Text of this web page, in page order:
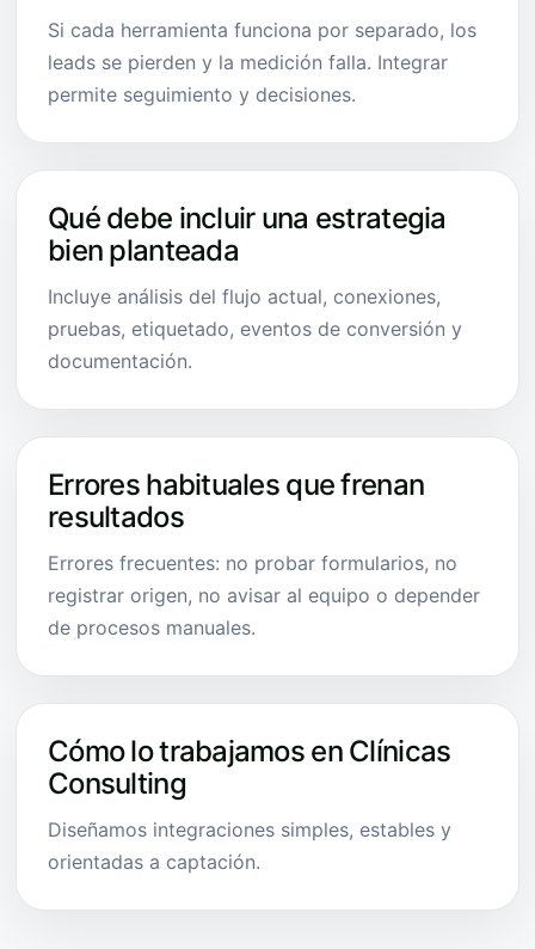
Si cada herramienta funciona por separado, los
leads se pierden y la medición falla. Integrar
permite seguimiento y decisiones.
Qué debe incluir una estrategia
bien planteada
Incluye análisis del flujo actual, conexiones,
pruebas, etiquetado, eventos de conversión y
documentación.
Errores habituales que frenan
resultados
Errores frecuentes: no probar formularios, no
registrar origen, no avisar al equipo o depender
de procesos manuales.
Cómo lo trabajamos en Clínicas
Consulting
Diseñamos integraciones simples, estables y
orientadas a captación.